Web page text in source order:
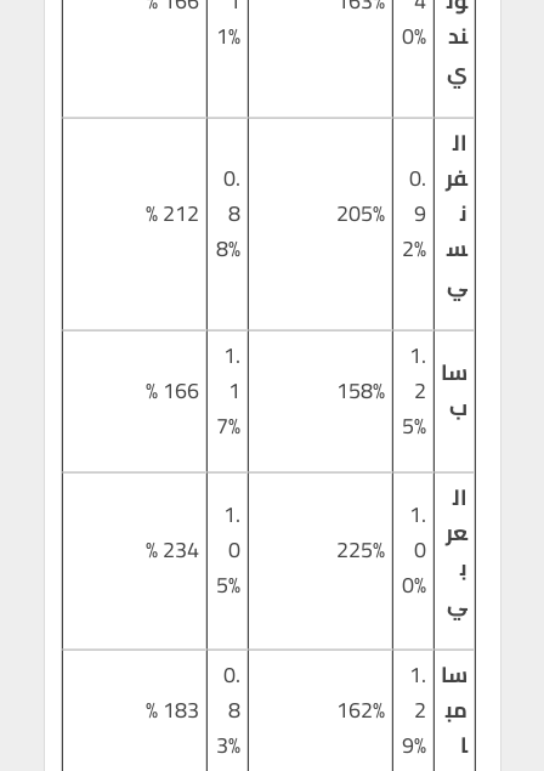
ند
ي
0%
1%
ال
فر
ن
س
ي
0.
9
2%
205%
0.
8
8%
212 %
سا
ب
1.
2
5%
158%
1.
1
7%
166 %
ال
عر
ب
ي
1.
0
0%
225%
1.
0
5%
234 %
سا
مب
ا
1.
2
9%
162%
0.
8
3%
183 %